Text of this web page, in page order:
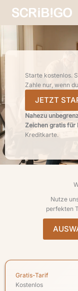
Inhalt
springen
Starte kostenlos.
Zahle nur, wenn
JETZT
Nahezu
Zeichen gratis für
Kreditkarte.
Nutze
perfekten
Gratis-Tarif
Kostenlos